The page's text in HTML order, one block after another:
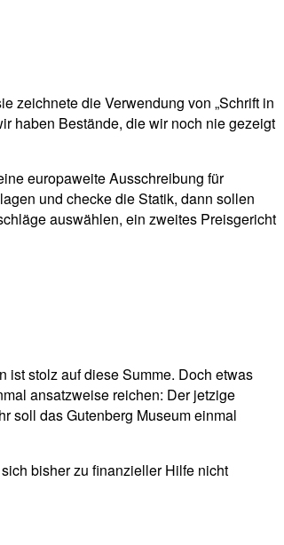
zeichnete die Verwendung von „Schrift in
haben Bestände, die wir noch nie gezeigt
europaweite Ausschreibung für
und checke die Statik, dann sollen
auswählen, ein zweites Preisgericht
ist stolz auf diese Summe. Doch etwas
ansatzweise reichen: Der jetzige
soll das Gutenberg Museum einmal
bisher zu finanzieller Hilfe nicht